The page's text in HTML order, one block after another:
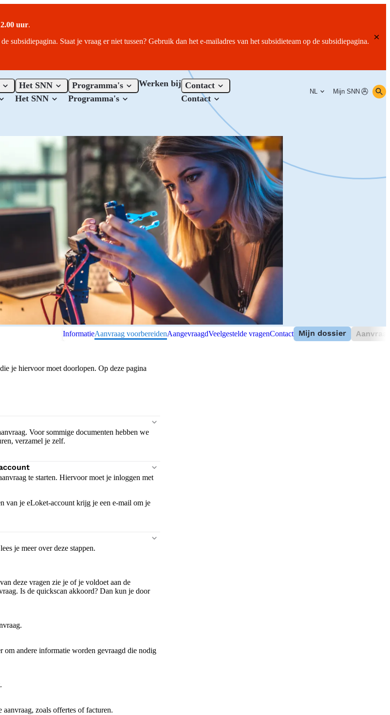
uur.
subsidiepagina. Staat je vraag er niet tussen? Gebruik dan het e-mailadres van het subsidieteam op de subsidiepagina.
Het SNN
Het SNN
Programma's
Programma's
Werken bij Contact
Contact
NL Mijn SNN
InformatieAanvraag voorbereidenAangevraagdVeelgestelde vragenContact Mijn dossier
je hiervoor moet doorlopen. Op deze pagina
Voor sommige documenten hebben we
verzamel je zelf.
te starten. Hiervoor moet je inloggen met
van je eLoket-account krijg je een e-mail om je
je meer over deze stappen.
deze vragen zie je of je voldoet aan de
Is de quickscan akkoord? Dan kun je door
om andere informatie worden gevraagd die nodig
zoals offertes of facturen.